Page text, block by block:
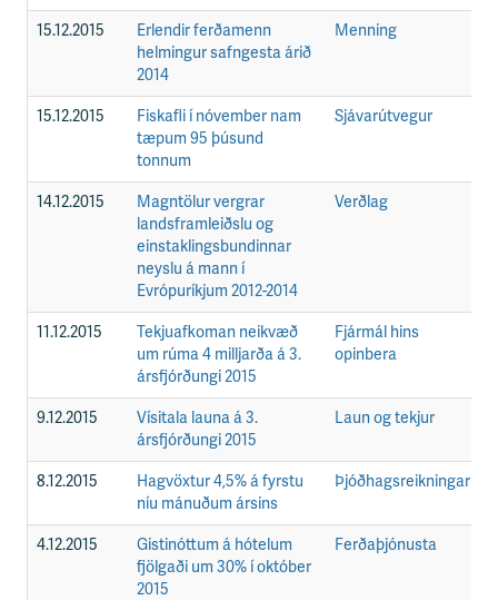
15.12.2015
Erlendir ferðamenn
helmingur safngesta árið
2014
Menning
15.12.2015
Fiskafli í nóvember nam
tæpum 95 þúsund
tonnum
Sjávarútvegur
14.12.2015
Magntölur vergrar
landsframleiðslu og
einstaklingsbundinnar
neyslu á mann í
Evrópuríkjum 2012-2014
Verðlag
11.12.2015
Tekjuafkoman neikvæð
um rúma 4 milljarða á 3.
ársfjórðungi 2015
Fjármál hins
opinbera
9.12.2015
Vísitala launa á 3.
ársfjórðungi 2015
Laun og tekjur
8.12.2015
Hagvöxtur 4,5% á fyrstu
níu mánuðum ársins
Þjóðhagsreikningar
4.12.2015
Gistinóttum á hótelum
fjölgaði um 30% í október
2015
Ferðaþjónusta